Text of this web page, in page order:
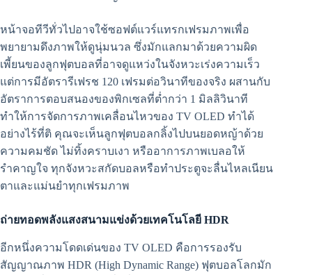
หน้าจอทีวีทั่วไปอาจใช้ซอฟต์แวร์แทรกเฟรมภาพเพื่อ
พยายามดึงภาพให้ดูนุ่มนวล ซึ่งมักแลกมาด้วยความผิด
เพี้ยนของลูกฟุตบอลที่อาจดูแหว่งในจังหวะเร่งความเร็ว
แต่การมีอัตรารีเฟรช 120 เฟรมต่อวินาทีของจริง ผสานกับ
อัตราการตอบสนองของพิกเซลที่ต่ำกว่า 1 มิลลิวินาที
ทำให้การจัดการภาพเคลื่อนไหวของ TV OLED ทำได้
อย่างไร้ที่ติ คุณจะเห็นลูกฟุตบอลกลิ้งไปบนยอดหญ้าด้วย
ความคมชัด ไม่ทิ้งคราบเงา หรืออาการภาพเบลอให้
รำคาญใจ ทุกจังหวะสกัดบอลหรือทำประตูจะลื่นไหลเนียน
ตาและแม่นยำทุกเฟรมภาพ
ถ่ายทอดพลังแสงสนามแข่งด้วยเทคโนโลยี HDR
อีกหนึ่งความโดดเด่นของ TV OLED คือการรองรับ
สัญญาณภาพ HDR (High Dynamic Range) ฟุตบอลโลกมัก